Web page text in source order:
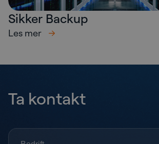
Sikker Backup
Les mer
Ta kontakt